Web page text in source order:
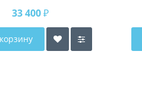
33 400 ₽